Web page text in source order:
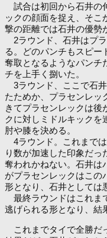
試合は初回から石井の
ックの顔面を捉え、そこ
撃の距離では石井の優勢
2ラウンド、石井はプ
る。どのパンチもスピー
奪取となるようなパンチ
チを上手く捌いた。
3ラウンド、ここで石
たためか、プラセンレッ
きてプラセンレックは後
クに対しミドルキックを
肘や膝を決める。
4ラウンド。これまで
り数が加速した印象だっ
奪われかねない。石井は
がプラセンレックはこの
形となり、石井としては
最終ラウンドはこれま
逃げられる形となり、結
これまでタイで全勝だ